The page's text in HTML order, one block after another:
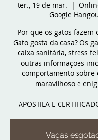
ter., 19 de mar.
  |
Google
Por que os gatos fazem
Gato gosta da casa? Os
caixa sanitária, stress
outras informações
comportamento sobre
maravilhoso e
APOSTILA E
Vagas